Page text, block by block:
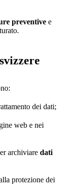
preventive e
dei dati;
web e nei
archiviare dati
protezione dei